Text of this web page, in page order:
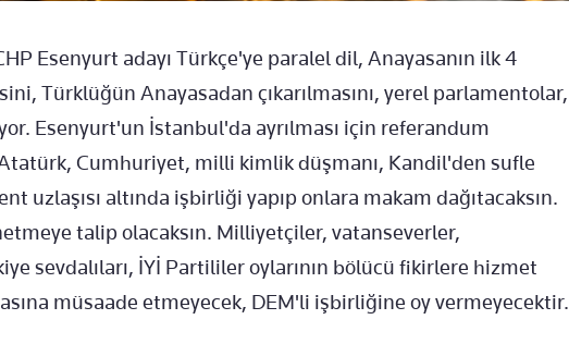
Esenyurt adayı Türkçe'ye paralel dil, Anayasanın ilk 4
Türklüğün Anayasadan çıkarılmasını, yerel parlamentolar,
Esenyurt'un İstanbul'da ayrılması için referandum
Cumhuriyet, milli kimlik düşmanı, Kandil'den sufle
uzlaşısı altında işbirliği yapıp onlara makam dağıtacaksın.
talip olacaksın. Milliyetçiler, vatanseverler,
sevdalıları, İYİ Partililer oylarının bölücü fikirlere hizmet
müsaade etmeyecek, DEM'li işbirliğine oy vermeyecektir.